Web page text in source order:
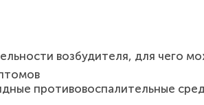
возбудителя, для чего
противовоспалительные